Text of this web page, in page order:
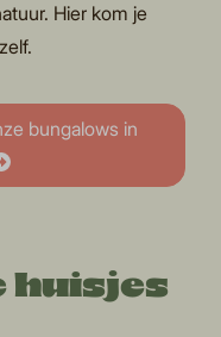
Hier kom je
bungalows in
huisjes